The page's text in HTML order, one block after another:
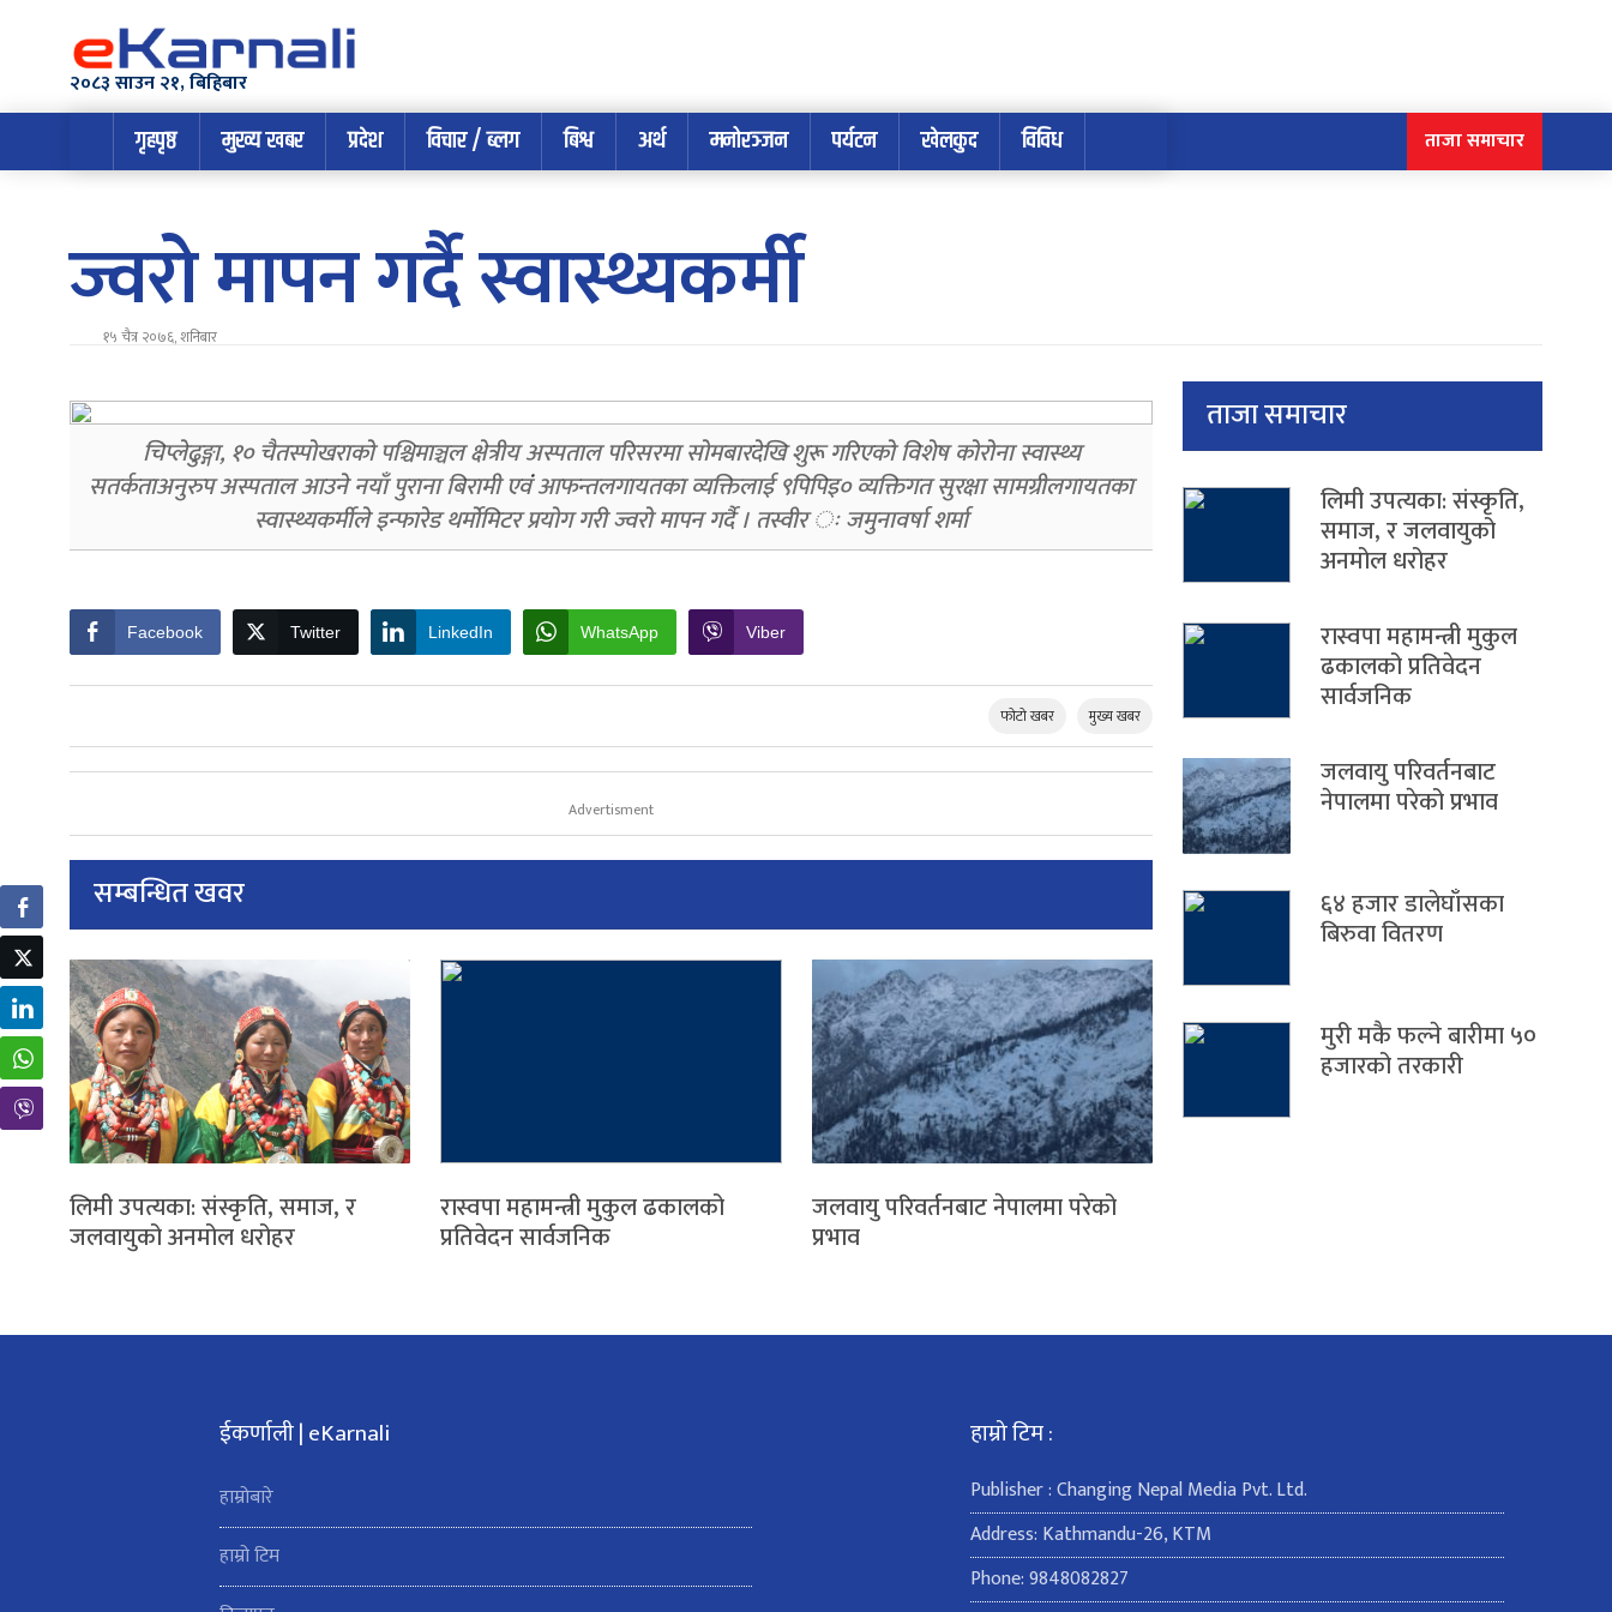
२०८३ साउन २१, बिहिबार
गृहपृष्ठ मुख्य खबर प्रदेश विचार / ब्लग बिश्व अर्थ मनोरञ्जन पर्यटन खेलकुद विविध ताजा समाचार
ज्वरो मापन गर्दै स्वास्थ्यकर्मी
१५ चैत्र २०७६, शनिबार
चिप्लेढुङ्गा, १० चैतस्पोखराको पश्चिमाञ्चल क्षेत्रीय अस्पताल परिसरमा सोमबारदेखि शुरू गरिएको विशेष कोरोना स्वास्थ्य
सतर्कताअनुरुप अस्पताल आउने नयाँ पुराना बिरामी एवंं आफन्तलगायतका व्यक्तिलाई ९पिपिइ० व्यक्तिगत सुरक्षा सामग्रीलगायतका
स्वास्थ्यकर्मीले इन्फारेड थर्मोमिटर प्रयोग गरी ज्वरो मापन गर्दै । तस्वीर ः जमुनावर्षा शर्मा
Facebook Twitter LinkedIn WhatsApp Viber
फोटो खबर मुख्य खबर
Advertisment
सम्बन्धित खवर
लिमी उपत्यका: संस्कृति, समाज, र
जलवायुको अनमोल धरोहर
रास्वपा महामन्त्री मुकुल ढकालको
प्रतिवेदन सार्वजनिक
जलवायु परिवर्तनबाट नेपालमा परेको
प्रभाव
ताजा समाचार
लिमी उपत्यका: संस्कृति,
समाज, र जलवायुको
अनमोल धरोहर
रास्वपा महामन्त्री मुकुल
ढकालको प्रतिवेदन
सार्वजनिक
जलवायु परिवर्तनबाट
नेपालमा परेको प्रभाव
६४ हजार डालेघाँसका
बिरुवा वितरण
मुरी मकै फल्ने बारीमा ५०
हजारको तरकारी
ईकर्णाली | eKarnali
हाम्रोबारे
हाम्रो टिम
हाम्रो टिम :
Publisher : Changing Nepal Media Pvt. Ltd.
Address: Kathmandu-26, KTM
Phone: 9848082827